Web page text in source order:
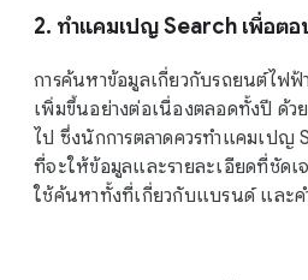
2. ทำแคมเปญ Search เพื่อต
การค้นหาข้อมูลเกี่ยวกับรถยนต์ไฟ
เพิ่มขึ้นอย่างต่อเนื่องตลอดทั้งปี ด้ว
ไป ซึ่งนักการตลาดควรทำแคมเป
ที่จะให้ข้อมูลและรายละเอียดที่ชัด
ใช้ค้นหาทั้งที่เกี่ยวกับแบรนด์ และค